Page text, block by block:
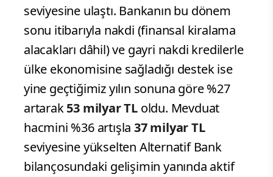
seviyesine ulaştı. Bankanın bu dönem
sonu itibarıyla nakdi (finansal kiralama
alacakları dâhil) ve gayri nakdi kredilerle
ülke ekonomisine sağladığı destek ise
yine geçtiğimiz yılın sonuna göre %27
artarak53 milyar TL oldu. Mevduat
hacmini %36 artışla37 milyar TL
seviyesine yükselten Alternatif Bank
bilançosundaki gelişimin yanında aktif